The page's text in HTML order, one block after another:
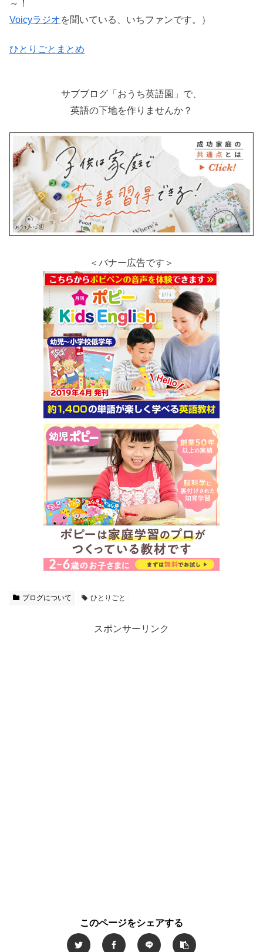
～！
Voicyラジオを聞いている、いちファンです。）
ひとりごとまとめ
サブブログ「おうち英語園」で、
英語の下地を作りませんか？
＜バナー広告です＞
ブログについて ひとりごと
スポンサーリンク
このページをシェアする